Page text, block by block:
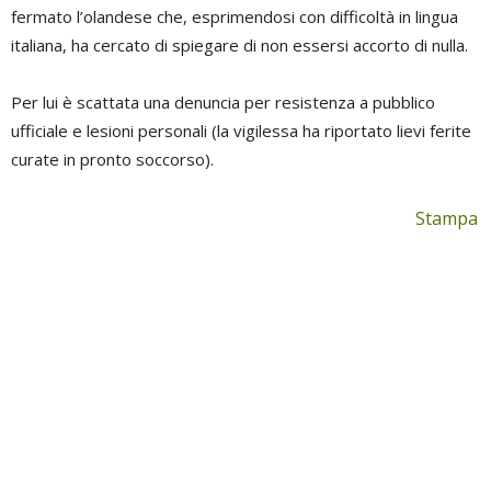
fermato l’olandese che, esprimendosi con difficoltà in lingua
italiana, ha cercato di spiegare di non essersi accorto di nulla.
Per lui è scattata una denuncia per resistenza a pubblico
ufficiale e lesioni personali (la vigilessa ha riportato lievi ferite
curate in pronto soccorso).
Stampa